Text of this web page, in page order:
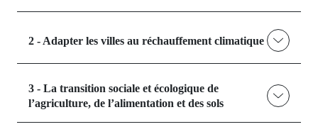
2 - Adapter les villes au réchauffement climatique
3 - La transition sociale et écologique de
l’agriculture, de l’alimentation et des sols